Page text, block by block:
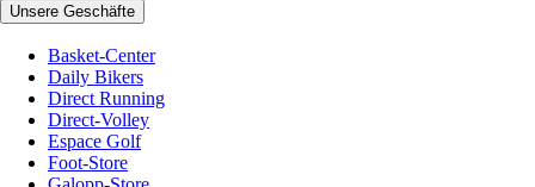
Unsere Geschäfte
Basket-Center
Daily Bikers
Direct Running
Direct-Volley
Espace Golf
Foot-Store